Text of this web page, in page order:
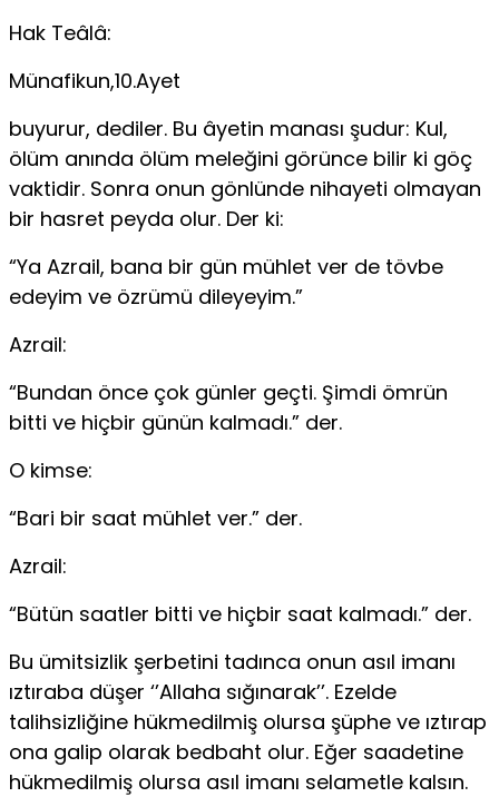
Hak Teâlâ:
Münafikun,10.Ayet
buyurur, dediler. Bu âyetin manası şudur: Kul,
ölüm anında ölüm meleğini görünce bilir ki göç
vaktidir. Sonra onun gön­lünde nihayeti olmayan
bir hasret peyda olur. Der ki:
“Ya Azrail, bana bir gün mühlet ver de tövbe
edeyim ve özrümü dileyeyim.”
Azrail:
“Bundan önce çok günler geçti. Şimdi ömrün
bitti ve hiçbir günün kalmadı.” der.
O kimse:
“Bari bir saat mühlet ver.” der.
Azrail:
“Bütün saatler bitti ve hiçbir saat kalmadı.” der.
Bu ümitsizlik şerbetini tadınca onun asıl imanı
ıztıraba düşer ‘’Allaha sığınarak’’. Ezelde
talihsizliğine hükmedilmiş olursa şüphe ve ıztırap
ona galip olarak bedbaht olur. Eğer saadetine
hükmedilmiş olursa asıl imanı selametle kalsın.